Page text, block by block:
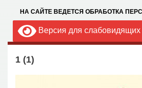
НА САЙТЕ ВЕДЕТСЯ ОБРАБОТКА
Версия для слабовидящих
1 (1)